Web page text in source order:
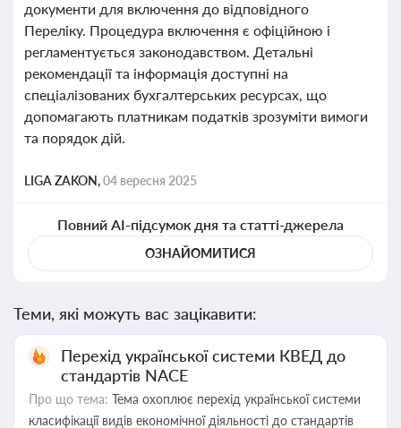
документи для включення до відповідного
Переліку. Процедура включення є офіційною і
регламентується законодавством. Детальні
рекомендації та інформація доступні на
спеціалізованих бухгалтерських ресурсах, що
допомагають платникам податків зрозуміти вимоги
та порядок дій.
LIGA ZAKON,04 вересня 2025
Повний AI-підсумок дня та статті-джерела
ОЗНАЙОМИТИСЯ
Теми, які можуть вас зацікавити:
Перехід української системи КВЕД до
стандартів NACE
Про що тема: Тема охоплює перехід української системи
класифікації видів економічної діяльності до стандартів